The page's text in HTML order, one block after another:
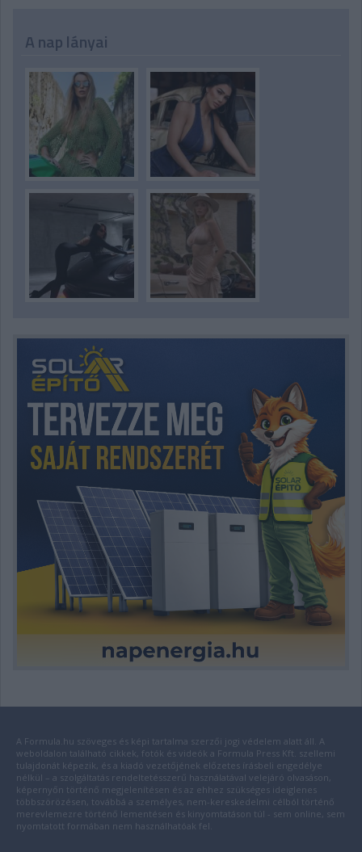
A nap lányai
A Formula.hu szöveges és képi tartalma szerzői jogi védelem alatt áll. A
weboldalon található cikkek, fotók és videók a Formula Press Kft. szellemi
tulajdonát képezik, és a kiadó vezetőjének előzetes írásbeli engedélye
nélkül – a szolgáltatás rendeltetésszerű használatával velejáró olvasáson,
képernyőn történő megjelenítésen és az ehhez szükséges ideiglenes
többszörözésen, továbbá a személyes, nem-kereskedelmi célból történő
merevlemezre történő lementésen és kinyomtatáson túl - sem online, sem
nyomtatott formában nem használhatóak fel.